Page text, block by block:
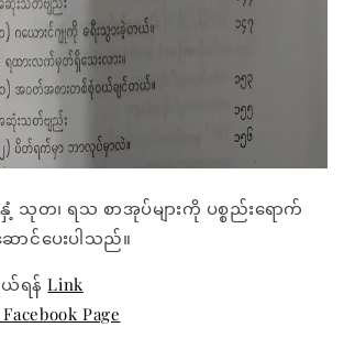
သုတ၊ ရသ စာအုပ်များကို ပစ္စည်းရောက်
ောင်ပေးပါသည်။
ရန်Link
Page